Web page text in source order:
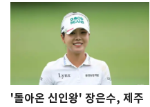
'돌아온 신인왕' 장은수, 제주